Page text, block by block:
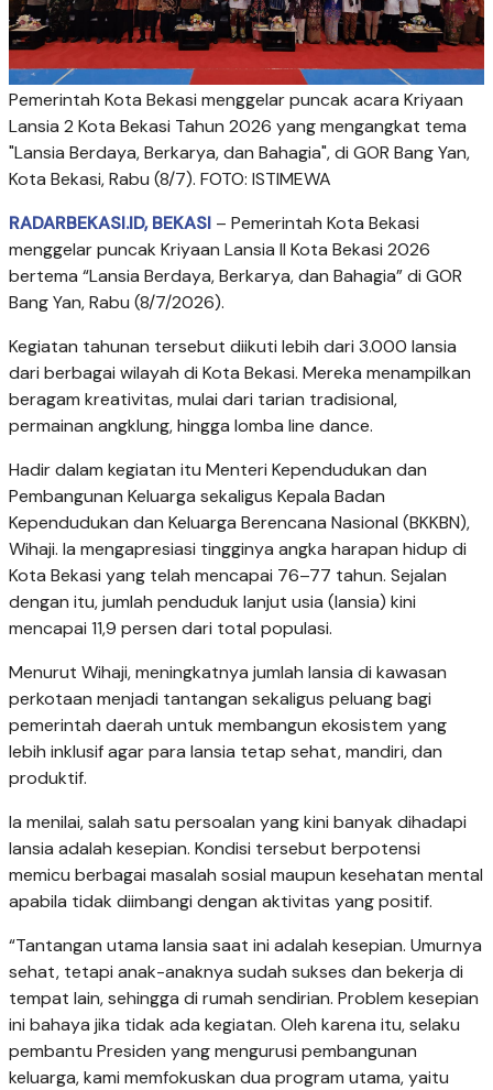
Pemerintah Kota Bekasi menggelar puncak acara Kriyaan
Lansia 2 Kota Bekasi Tahun 2026 yang mengangkat tema
"Lansia Berdaya, Berkarya, dan Bahagia", di GOR Bang Yan,
Kota Bekasi, Rabu (8/7). FOTO: ISTIMEWA
RADARBEKASI.ID, BEKASI – Pemerintah Kota Bekasi
menggelar puncak Kriyaan Lansia II Kota Bekasi 2026
bertema “Lansia Berdaya, Berkarya, dan Bahagia” di GOR
Bang Yan, Rabu (8/7/2026).
Kegiatan tahunan tersebut diikuti lebih dari 3.000 lansia
dari berbagai wilayah di Kota Bekasi. Mereka menampilkan
beragam kreativitas, mulai dari tarian tradisional,
permainan angklung, hingga lomba line dance.
Hadir dalam kegiatan itu Menteri Kependudukan dan
Pembangunan Keluarga sekaligus Kepala Badan
Kependudukan dan Keluarga Berencana Nasional (BKKBN),
Wihaji. Ia mengapresiasi tingginya angka harapan hidup di
Kota Bekasi yang telah mencapai 76–77 tahun. Sejalan
dengan itu, jumlah penduduk lanjut usia (lansia) kini
mencapai 11,9 persen dari total populasi.
Menurut Wihaji, meningkatnya jumlah lansia di kawasan
perkotaan menjadi tantangan sekaligus peluang bagi
pemerintah daerah untuk membangun ekosistem yang
lebih inklusif agar para lansia tetap sehat, mandiri, dan
produktif.
Ia menilai, salah satu persoalan yang kini banyak dihadapi
lansia adalah kesepian. Kondisi tersebut berpotensi
memicu berbagai masalah sosial maupun kesehatan mental
apabila tidak diimbangi dengan aktivitas yang positif.
“Tantangan utama lansia saat ini adalah kesepian. Umurnya
sehat, tetapi anak-anaknya sudah sukses dan bekerja di
tempat lain, sehingga di rumah sendirian. Problem kesepian
ini bahaya jika tidak ada kegiatan. Oleh karena itu, selaku
pembantu Presiden yang mengurusi pembangunan
keluarga, kami memfokuskan dua program utama, yaitu